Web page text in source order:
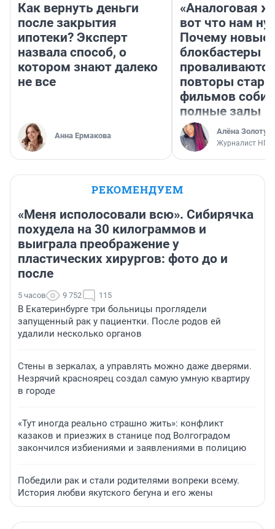
Как вернуть деньги
после закрытия
ипотеки? Эксперт
назвала способ, о
котором знают далеко
не все
Анна Ермакова
«Аналоговая
вот что нам
Почему новые
блокбастеры
повторы
фильмов
полные залы
Алёна
Журналист НГС
РЕКОМЕНДУЕМ
«Меня исполосовали всю». Сибирячка
похудела на 30 килограммов и
выиграла преображение у
пластических хирургов: фото до и
после
5 часов 9 752 115
В Екатеринбурге три больницы проглядели
запущенный рак у пациентки. После родов ей
удалили несколько органов
Стены в зеркалах, а управлять можно даже дверями.
Незрячий красноярец создал самую умную квартиру
в городе
«Тут иногда реально страшно жить»: конфликт
казаков и приезжих в станице под Волгоградом
закончился избиениями и заявлениями в полицию
Победили рак и стали родителями вопреки всему.
История любви якутского бегуна и его жены